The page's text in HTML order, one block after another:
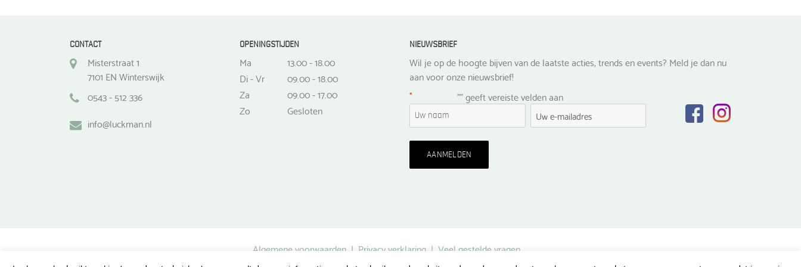
CONTACT
Misterstraat 1
7101 EN Winterswijk
0543 - 512 336
info@luckman.nl
OPENINGSTIJDEN
Ma
13.00 - 18.00
Di - Vr
09.00 - 18.00
Za
09.00 - 17.00
Zo
Gesloten
NIEUWSBRIEF
Wil je op de hoogte bijven van de laatste acties, trends en events? Meld je dan nu
aan voor onze nieuwsbrief!
"
* " geeft vereiste velden aan
Algemene voorwaarden | Privacy verklaring | Veel gestelde vragen